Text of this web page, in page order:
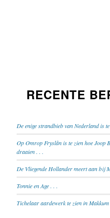
RECENTE
De enige strandbieb van Nederland is
Op Omrop Fryslân is te zien hoe Joop
draaien . . .
De Vliegende Hollander meert aan bij
Tonnie en Age . . .
Tichelaar aardewerk te zien in Makkum